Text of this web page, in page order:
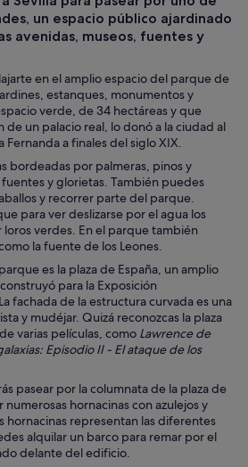
un espacio público ajardinado
avenidas, museos, fuentes y
en el amplio espacio del parque de
estanques, monumentos y
verde, de 34 hectáreas y que
un palacio real, lo donó a la ciudad al
Fernanda a finales del siglo XIX.
bordeadas por palmeras, pinos y
y glorietas. También puedes
y recorrer parte del parque.
para ver deslizarse por el agua los
loros verdes. En el parque también
la fuente de los Leones.
es la plaza de España, un amplio
para la Exposición
fachada de la estructura curvada es una
y mudéjar. Quizá reconozcas la plaza
varias películas, como Lawrence de
Episodio II - El ataque de los
pasear por la columnata de la plaza de
numerosas hornacinas con azulejos y
hornacinas representan las diferentes
alquilar un barco para remar por el
delante del edificio.